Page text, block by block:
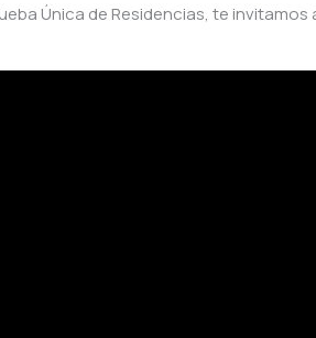
Única de Residencias, te invitamos